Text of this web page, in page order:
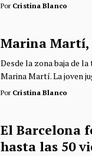
Por Cristina Blanco
Marina
Desde la zona baja de
Marina Martí. La joven
Por Cristina Blanco
El Barcelona
hasta las 50